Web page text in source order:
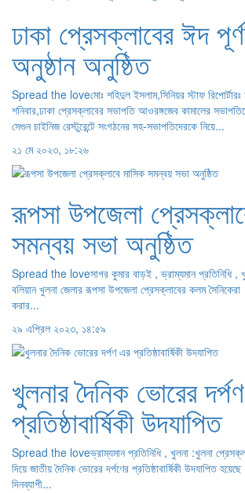
ঢাকা প্রেসক্লাবের ঈদ
অনুষ্ঠান অনুষ্ঠিত
Spread the loveমোঃ শহিদুল ইসলাম,সিনিয়র স্টাফ
শনিবার,ঢাকা প্রেসক্লাবের সভাপতি আওরঙ্গজেব কামালের
সেগুন চাইনিজ রেস্টুরেন্টে সংগঠনের সহ-সভাপতিদেরকে নিয়ে...
২১ মে ২০২৩, ১৮:২৬
রূপসা উপজেলা
সমন্বয় সভা অনুষ্ঠিত
Spread the loveসাগর কুমার বাড়ই , ভ্রাম্যমান প্রতিনিধি ,
বলিয়ান খুলনা জেলার রূপসা উপজেলা প্রেসক্লাবের কলম সৈনিকেরা
করার...
২৯ এপ্রিল ২০২৩, ১৪:৫৯
খুলনার দৈনিক ভোরের
প্রতিষ্ঠাবার্ষিকী উদযাপিত
Spread the loveভ্রাম্যমান প্রতিনিধি , খুলনা :খুলনা
দিয়ে জাতীয় দৈনিক ভোরের দর্পণের প্রতিষ্ঠাবার্ষিকী উদযাপিত
দিনব্যাপী...